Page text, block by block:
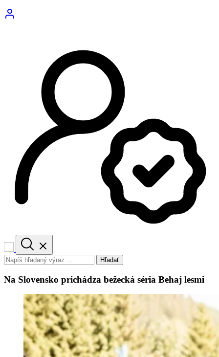
Hľadať
Na Slovensko prichádza bežecká séria Behaj lesmi